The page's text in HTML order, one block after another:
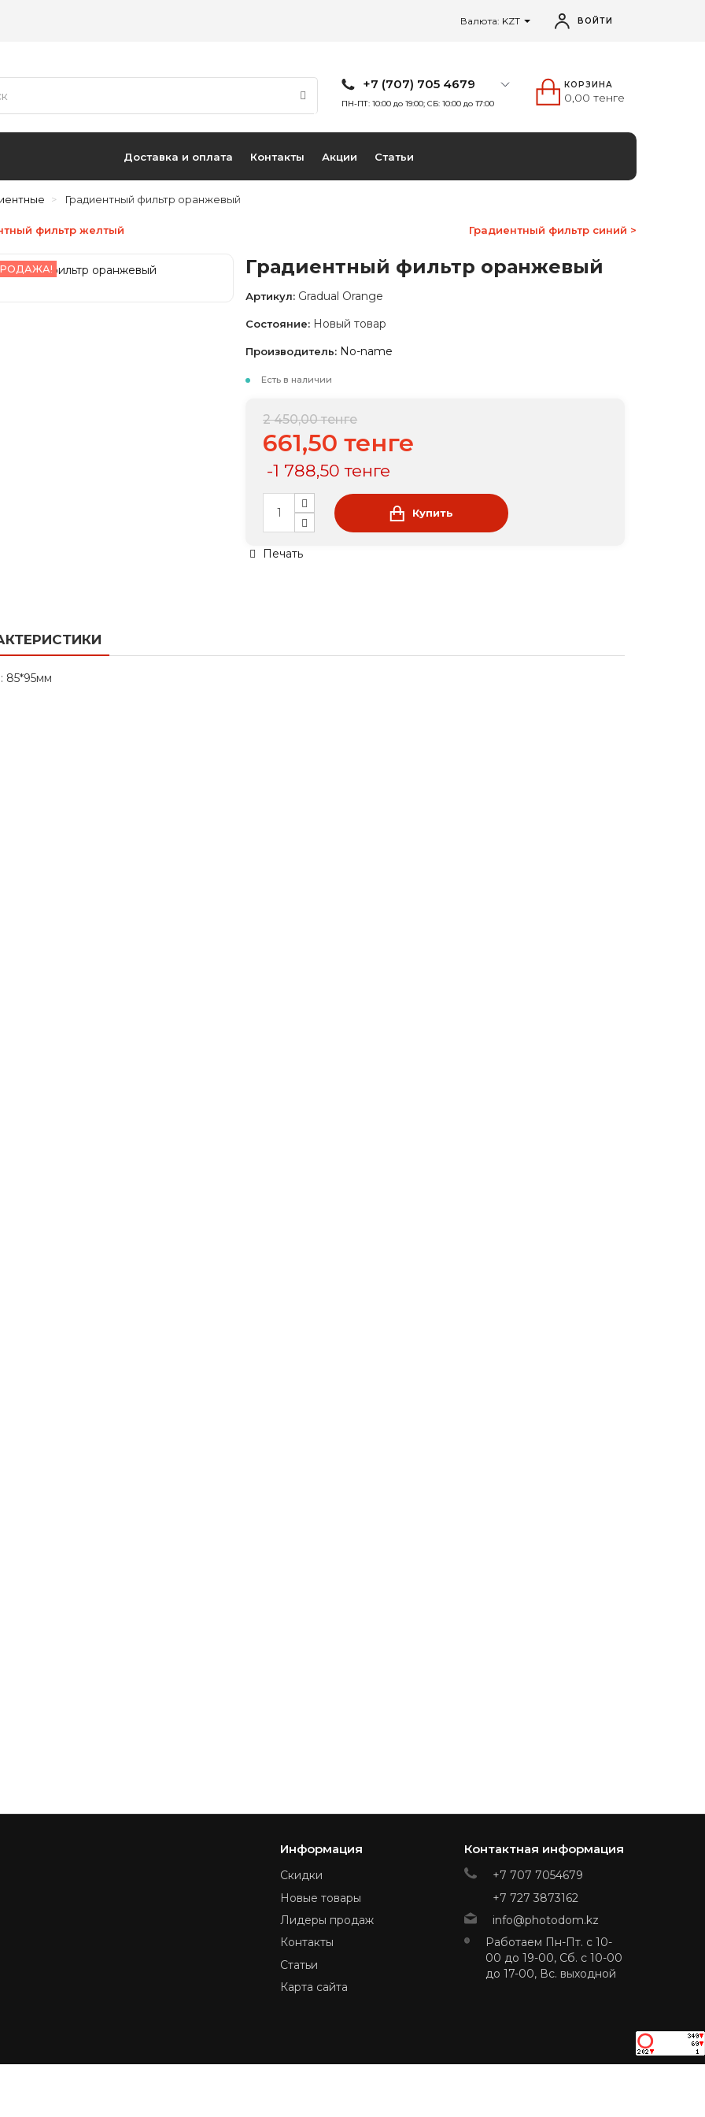
Валюта: KZT ВОЙТИ
+7 (707) 705 4679
ПН-ПТ: 10:00 до 19:00; СБ: 10:00 до 17:00
КОРЗИНА
0,00 тенге
Доставка и оплата Контакты Акции Статьи
Градиентный фильтр оранжевый
фильтр желтый Градиентный фильтр синий >
Градиентный фильтр оранжевый
Артикул: Gradual Orange
Состояние: Новый товар
Производитель: No-name
Есть в наличии
2 450,00 тенге
661,50 тенге
-1 788,50 тенге
Купить
Печать
85*95мм
Информация
Скидки
Новые товары
Лидеры продаж
Контакты
Статьи
Карта сайта
Контактная информация
+7 707 7054679
+7 727 3873162
info@photodom.kz
Работаем Пн-Пт. с 10-
00 до 19-00, Сб. с 10-00
до 17-00, Вс. выходной